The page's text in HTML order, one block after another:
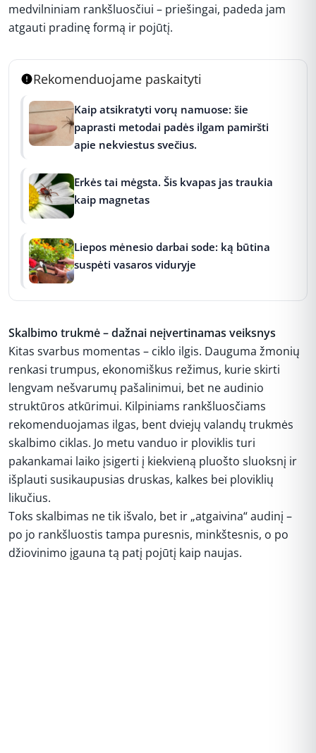
medvilniniam rankšluosčiui – priešingai, padeda jam
atgauti pradinę formą ir pojūtį.
Rekomenduojame paskaityti
Kaip atsikratyti vorų namuose: šie
paprasti metodai padės ilgam pamiršti
apie nekviestus svečius.
Erkės tai mėgsta. Šis kvapas jas traukia
kaip magnetas
Liepos mėnesio darbai sode: ką būtina
suspėti vasaros viduryje
Skalbimo trukmė – dažnai neįvertinamas veiksnys
Kitas svarbus momentas – ciklo ilgis. Dauguma žmonių
renkasi trumpus, ekonomiškus režimus, kurie skirti
lengvam nešvarumų pašalinimui, bet ne audinio
struktūros atkūrimui. Kilpiniams rankšluosčiams
rekomenduojamas ilgas, bent dviejų valandų trukmės
skalbimo ciklas. Jo metu vanduo ir ploviklis turi
pakankamai laiko įsigerti į kiekvieną pluošto sluoksnį ir
išplauti susikaupusias druskas, kalkes bei ploviklių
likučius.
Toks skalbimas ne tik išvalo, bet ir „atgaivina“ audinį –
po jo rankšluostis tampa puresnis, minkštesnis, o po
džiovinimo įgauna tą patį pojūtį kaip naujas.